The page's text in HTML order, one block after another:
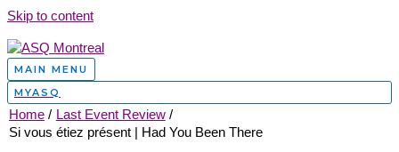
Skip to content
MAIN MENU
MYASQ
Home
Last Event Review
Si vous étiez présent | Had You Been There